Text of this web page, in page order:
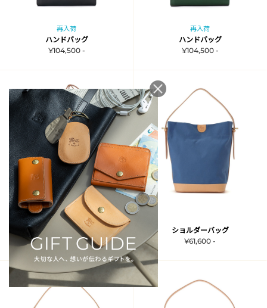
再入荷
ハンドバッグ
¥104,500 -
再入荷
ハンドバッグ
¥104,500 -
再入荷
ハンドバッグ
¥104,500 -
ショルダーバッグ
¥61,600 -